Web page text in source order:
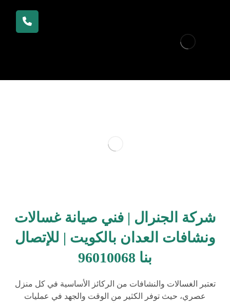
شركة الجنرال | فني صيانة غسالات
ونشافات العدان بالكويت | للإتصال
بنا 96010068
تعتبر الغسالات والنشافات من الركائز الأساسية في كل منزل
عصري، حيث توفر الكثير من الوقت والجهد في عمليات